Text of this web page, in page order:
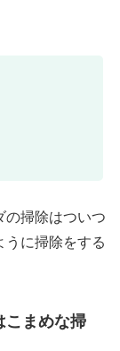
の掃除はついつ
うに掃除をする
こまめな掃